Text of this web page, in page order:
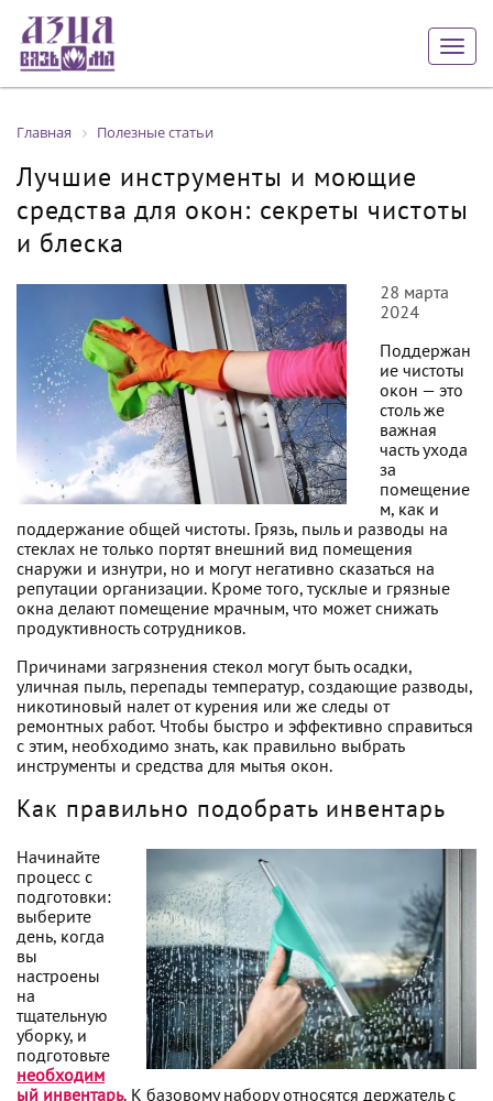
Главная Полезные статьи
Лучшие инструменты и моющие
средства для окон: секреты чистоты
и блеска
28 марта
2024
Поддержан
ие чистоты
окон — это
столь же
важная
часть ухода
за
помещение
м, как и
поддержание общей чистоты. Грязь, пыль и разводы на
стеклах не только портят внешний вид помещения
снаружи и изнутри, но и могут негативно сказаться на
репутации организации. Кроме того, тусклые и грязные
окна делают помещение мрачным, что может снижать
продуктивность сотрудников.
Причинами загрязнения стекол могут быть осадки,
уличная пыль, перепады температур, создающие разводы,
никотиновый налет от курения или же следы от
ремонтных работ. Чтобы быстро и эффективно справиться
с этим, необходимо знать, как правильно выбрать
инструменты и средства для мытья окон.
Как правильно подобрать инвентарь
Начинайте
процесс с
подготовки:
выберите
день, когда
вы
настроены
на
тщательную
уборку, и
подготовьте
необходим
ый инвентарь. К базовому набору относятся держатель с